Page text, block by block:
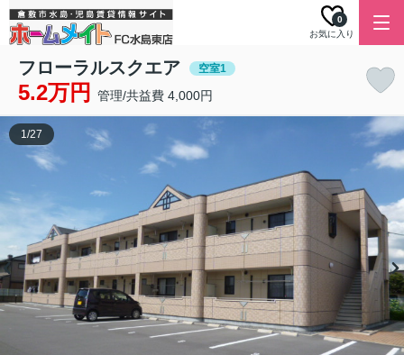
お気に入り
0
フローラルスクエア 空室1
5.2万円 管理/共益費 4,000円
1/27